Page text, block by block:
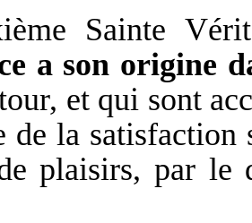
Sainte
a son origine
et qui sont
de la
plaisirs, par le